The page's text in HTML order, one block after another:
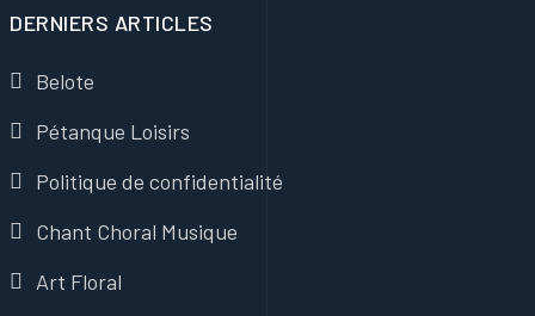
DERNIERS ARTICLES
Belote
Pétanque Loisirs
Politique de confidentialité
Chant Choral Musique
Art Floral